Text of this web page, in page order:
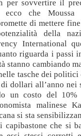
per sovvertire il
che Moussa
di mettere
della
International
riguarda i passi
stanno cambiando
tasche dei
dollari all’anno nei
un costo del
malinese
si sta
che si